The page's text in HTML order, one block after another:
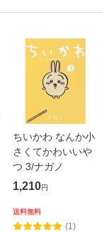
ちいかわ なんか小
さくてかわいいや
つ 3/ナガノ
1,210円
送料無料
(1)